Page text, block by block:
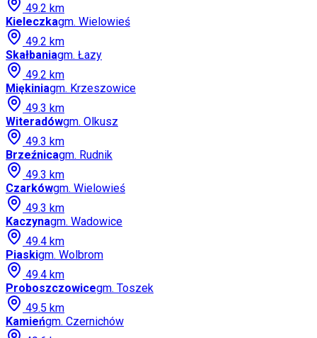
49.2 km
Kieleczkagm. Wielowieś
49.2 km
Skałbaniagm. Łazy
49.2 km
Miękiniagm. Krzeszowice
49.3 km
Witeradówgm. Olkusz
49.3 km
Brzeźnicagm. Rudnik
49.3 km
Czarkówgm. Wielowieś
49.3 km
Kaczynagm. Wadowice
49.4 km
Piaskigm. Wolbrom
49.4 km
Proboszczowicegm. Toszek
49.5 km
Kamieńgm. Czernichów